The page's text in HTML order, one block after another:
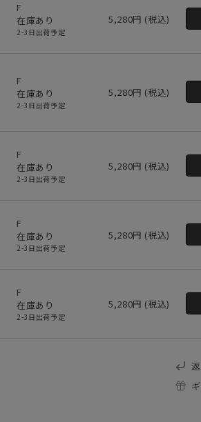
F
在庫あり
2-3日出荷予定
5,280円 (税込)
F
在庫あり
2-3日出荷予定
5,280円 (税込)
F
在庫あり
2-3日出荷予定
5,280円 (税込)
F
在庫あり
2-3日出荷予定
5,280円 (税込)
F
在庫あり
2-3日出荷予定
5,280円 (税込)